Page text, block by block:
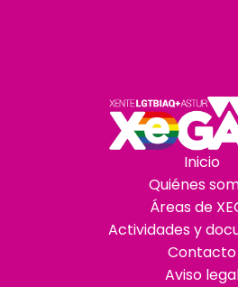
Inicio
Quiénes
Áreas de
Actividades y
Contacto
Aviso